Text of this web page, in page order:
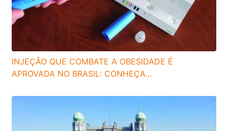
INJEÇÃO QUE COMBATE A OBESIDADE É
APROVADA NO BRASIL: CONHEÇA...